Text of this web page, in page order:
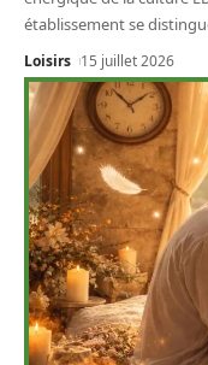
établissement se
Loisirs 15 juillet 2026